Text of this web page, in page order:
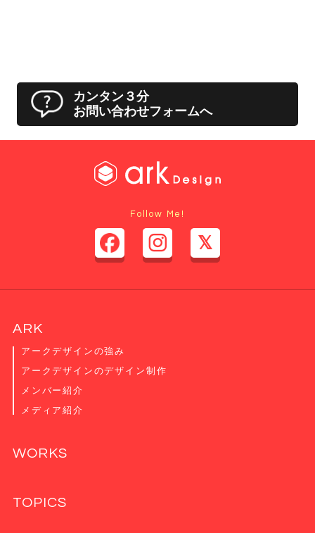
カンタン３分
お問い合わせフォームへ
Follow Me!
ARK
アークデザインの強み
アークデザインのデザイン制作
メンバー紹介
メディア紹介
WORKS
TOPICS